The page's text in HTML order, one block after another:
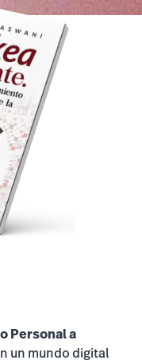
Personala
un mundo digital